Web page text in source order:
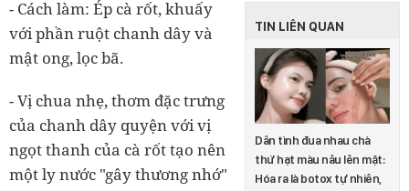
TIN LIÊN QUAN
Dân tình đua nhau chà
thứ hạt màu nâu lên mặt:
Hóa ra là botox tự nhiên,
- Cách làm: Ép cà rốt, khuấy
với phần ruột chanh dây và
mật ong, lọc bã.
- Vị chua nhẹ, thơm đặc trưng
của chanh dây quyện với vị
ngọt thanh của cà rốt tạo nên
một ly nước "gây thương nhớ"